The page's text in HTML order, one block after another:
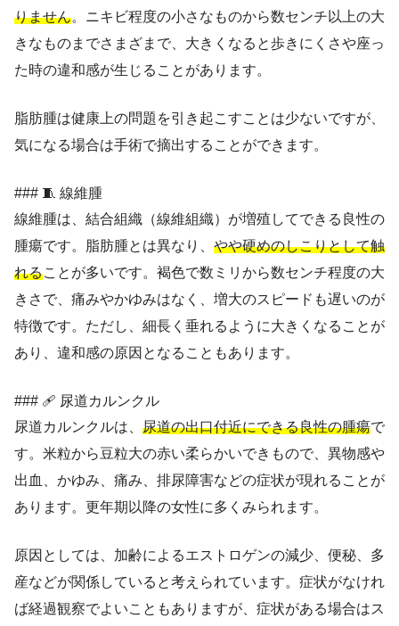
りません。ニキビ程度の小さなものから数センチ以上の大
きなものまでさまざまで、大きくなると歩きにくさや座っ
た時の違和感が生じることがあります。
脂肪腫は健康上の問題を引き起こすことは少ないですが、
気になる場合は手術で摘出することができます。
### 🧵 線維腫
線維腫は、結合組織（線維組織）が増殖してできる良性の
腫瘍です。脂肪腫とは異なり、 やや硬めのしこりとして触
れることが多いです。褐色で数ミリから数センチ程度の大
きさで、痛みやかゆみはなく、増大のスピードも遅いのが
特徴です。ただし、細長く垂れるように大きくなることが
あり、違和感の原因となることもあります。
### 🩹 尿道カルンクル
尿道カルンクルは、 尿道の出口付近にできる良性の腫瘍で
す。米粒から豆粒大の赤い柔らかいできもので、異物感や
出血、かゆみ、痛み、排尿障害などの症状が現れることが
あります。更年期以降の女性に多くみられます。
原因としては、加齢によるエストロゲンの減少、便秘、多
産などが関係していると考えられています。症状がなけれ
ば経過観察でよいこともありますが、症状がある場合はス